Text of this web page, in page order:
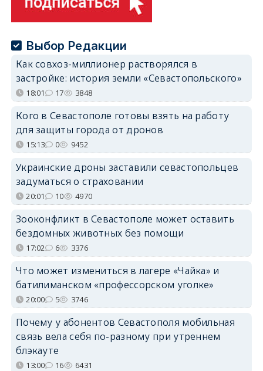
Выбор Редакции
Как совхоз-миллионер растворялся в
застройке: история земли «Севастопольского»
18:01 17 3848
Кого в Севастополе готовы взять на работу
для защиты города от дронов
15:13 0 9452
Украинские дроны заставили севастопольцев
задуматься о страховании
20:01 10 4970
Зооконфликт в Севастополе может оставить
бездомных животных без помощи
17:02 6 3376
Что может измениться в лагере «Чайка» и
батилиманском «профессорском уголке»
20:00 5 3746
Почему у абонентов Севастополя мобильная
связь вела себя по-разному при утреннем
блэкауте
13:00 16 6431